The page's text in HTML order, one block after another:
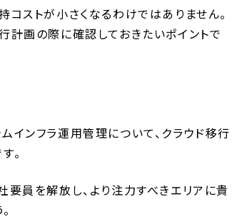
ストが小さくなるわけではありません。
計画の際に確認しておきたいポイントで
インフラ運用管理について、クラウド移行
。
要員を解放し、より注力すべきエリアに貴